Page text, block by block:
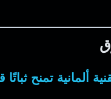
تمنح ثباتًا